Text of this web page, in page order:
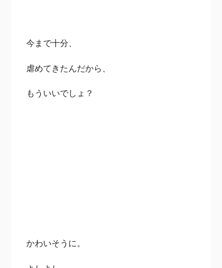
今まで十分、
虐めてきたんだから、
もういいでしょ？
かわいそうに。